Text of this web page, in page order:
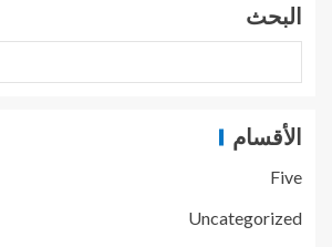
البحث
الأقسام
Five
Uncategorized